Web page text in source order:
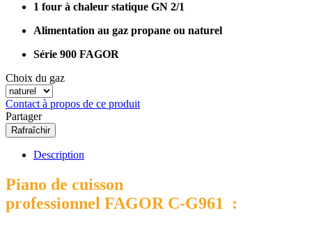
1 four à chaleur statique GN 2/1
Alimentation au gaz propane ou naturel
Série 900 FAGOR
Choix du gaz
Contact à propos de ce produit
Partager
Description
Piano de cuisson
professionnel FAGOR C-G961 :